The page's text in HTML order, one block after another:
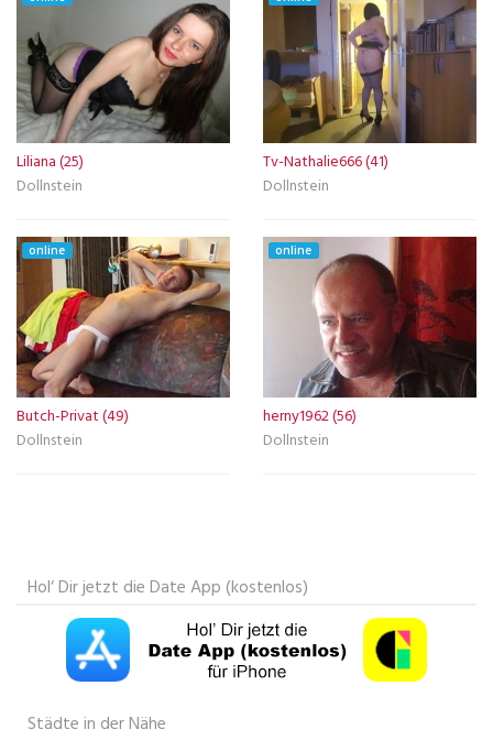
Liliana (25)
Dollnstein
Tv-Nathalie666 (41)
Dollnstein
online
Butch-Privat (49)
Dollnstein
online
herny1962 (56)
Dollnstein
Hol‘ Dir jetzt die Date App (kostenlos)
Städte in der Nähe